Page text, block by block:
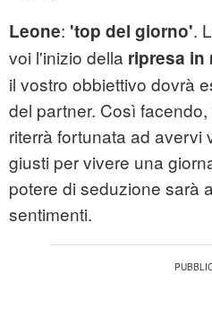
Leone: 'top del giorno'.
voi l'inizio della ripresa in
il vostro obbiettivo dovrà
del partner. Così
riterrà fortunata ad avervi
giusti per vivere una
potere di seduzione sarà
sentimenti.